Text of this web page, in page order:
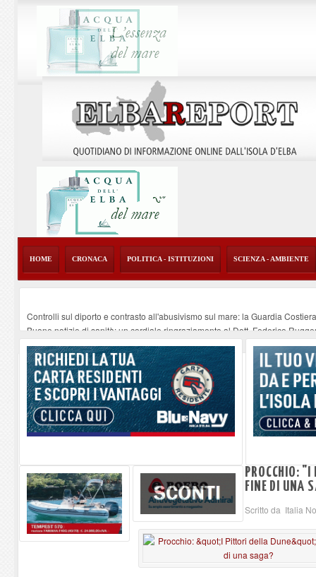
HOME CRONACA POLITICA - ISTITUZIONI SCIENZA - AMBIENTE
Controlli sul diporto e contrasto all'abusivismo sul mare: la Guardia
Buone notizie di sanità: un cordiale ringraziamento al Dott. Federico
Altiero Spinelli e Ursula Hirschmann all'Elba: riaffiora una testimonianza
Capoliveri, potenziata la pulizia dei bordi stradali -07-08-2026
Marina di Campo tra i porti interessati dal nuovo piano dell'Autorità
PROCCHIO:
FINE DI UNA
Scritto da Italia